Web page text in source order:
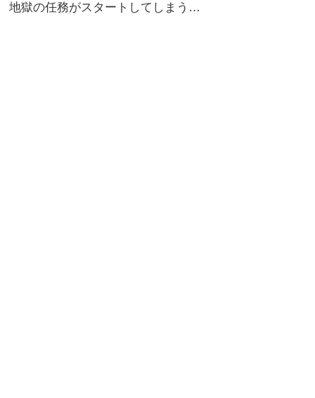
地獄の任務がスタートしてしまう…